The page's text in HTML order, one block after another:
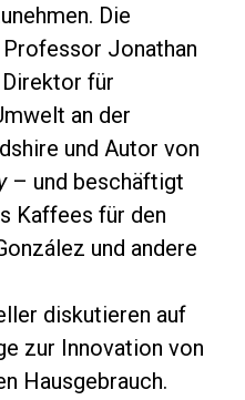
Die
Jonathan
für
an der
und Autor von
– und beschäftigt
Kaffees für den
und andere
diskutieren auf
zur Innovation von
Hausgebrauch.